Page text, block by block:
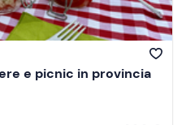
e picnic in provincia